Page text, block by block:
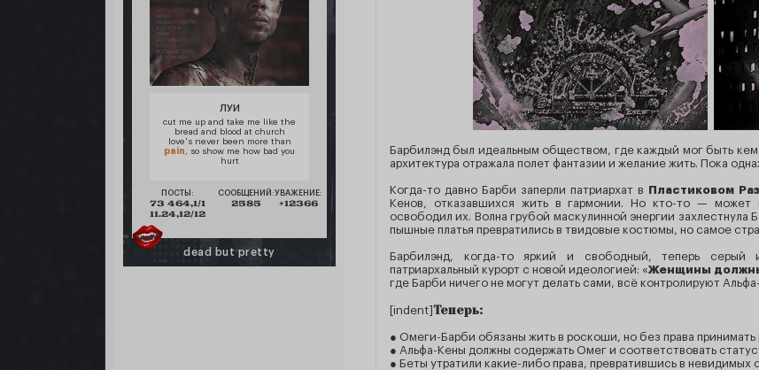
ЛУИ
cut me up and take me like the
bread and blood at church
love's never been more than
pain , so show me how bad you
hurt
ПОСТЫ:
73 464,1/1
11.24,12/12
СООБЩЕНИЙ:
2585
УВАЖЕНИЕ:
+12366
dead but pretty
Барбилэнд был идеальным обществом, где каждый мог быть кем
архитектура отражала полет фантазии и желание жить. Пока
Когда-то давно Барби заперли патриархат в Пластиковом
Кенов, отказавшихся жить в гармонии. Но кто-то — может
освободил их. Волна грубой маскулинной энергии захлестнула
пышные платья превратились в твидовые костюмы, но самое
Барбилэнд, когда-то яркий и свободный, теперь серый
патриархальный курорт с новой идеологией: «Женщины должны
где Барби ничего не могут делать сами, всё контролируют
[indent]Теперь:
● Омеги-Барби обязаны жить в роскоши, но без права принимать
● Альфа-Кены должны содержать Омег и соответствовать
● Беты утратили какие-либо права, превратившись в невидимых